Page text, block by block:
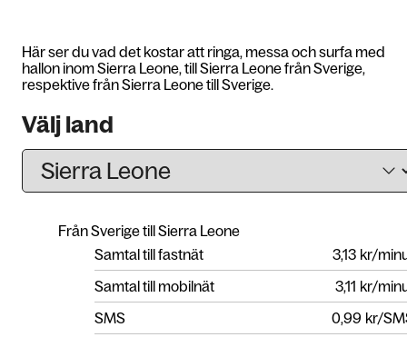
Här ser du vad det kostar att ringa, messa och surfa med
hallon inom Sierra Leone, till Sierra Leone från Sverige,
respektive från Sierra Leone till Sverige.
Välj land
Från Sverige till Sierra Leone
Samtal till fastnät
3,13 kr/
Samtal till mobilnät
3,11 kr/
SMS
0,99 kr/